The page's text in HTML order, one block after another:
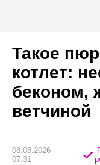
Такое
котлет:
беконом,
ветчиной
08.08.2026
07:31